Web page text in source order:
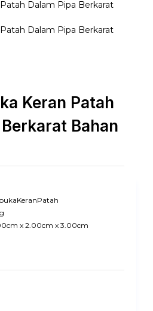
Keran Patah
Bahan
x 2.00cm x 3.00cm